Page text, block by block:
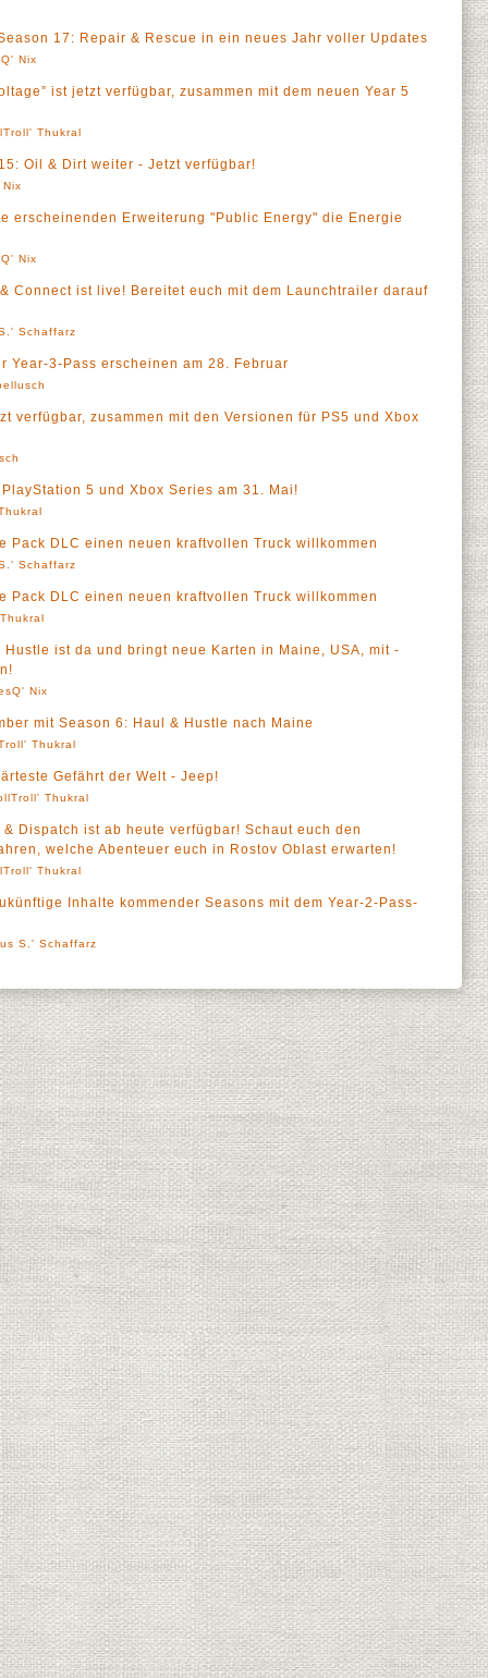
17: Repair & Rescue in ein neues Jahr voller Updates
Nix
ist jetzt verfügbar, zusammen mit dem neuen Year 5
Thukral
Oil & Dirt weiter - Jetzt verfügbar!
erscheinenden Erweiterung "Public Energy" die Energie
Nix
Connect ist live! Bereitet euch mit dem Launchtrailer darauf
Schaffarz
Year-3-Pass erscheinen am 28. Februar
verfügbar, zusammen mit den Versionen für PS5 und Xbox
5 und Xbox Series am 31. Mai!
Pack DLC einen neuen kraftvollen Truck willkommen
Schaffarz
Pack DLC einen neuen kraftvollen Truck willkommen
ist da und bringt neue Karten in Maine, USA, mit -
Nix
mit Season 6: Haul & Hustle nach Maine
Thukral
Gefährt der Welt - Jeep!
Thukral
Dispatch ist ab heute verfügbar! Schaut euch den
welche Abenteuer euch in Rostov Oblast erwarten!
Thukral
Inhalte kommender Seasons mit dem Year-2-Pass-
S.' Schaffarz